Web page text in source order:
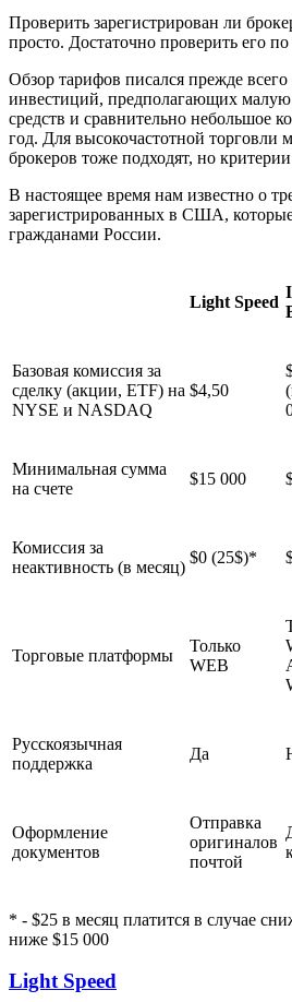
Проверить зарегистрирован ли
просто. Достаточно проверить его по
Обзор тарифов писался прежде
инвестиций, предполагающих малую
средств и сравнительно небольшое
год. Для высокочастотной торговли
брокеров тоже подходят, но
В настоящее время нам известно о
зарегистрированных в США,
гражданами России.
Light Speed
Базовая комиссия за
сделку (акции, ETF) на
NYSE и NASDAQ
$4,50
Минимальная сумма
на счете
$15 000
Комиссия за
неактивность (в месяц)
$0 (25$)*
Торговые платформы
Только
WEB
Русскоязычная
поддержка
Да
Оформление
документов
Отправка
оригиналов
почтой
* - $25 в месяц платится в случае
ниже $15 000
Light Speed